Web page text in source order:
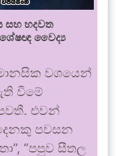
සහ හදවත
වෛද්‍ය
වශයෙන්
වීමේ
එවන්
පවසන
“පපුව සීතල